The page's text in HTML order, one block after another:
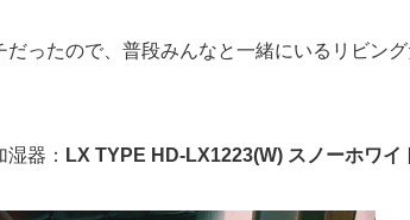
ったので、普段みんなと一緒にいるリビン
器： LX TYPE HD-LX1223(W) スノーホワイ